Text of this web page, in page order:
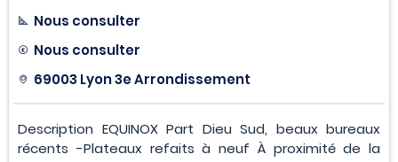
Nous consulter
Nous consulter
69003 Lyon 3e Arrondissement
Description EQUINOX Part Dieu Sud, beaux bureaux
récents -Plateaux refaits à neuf À proximité de la